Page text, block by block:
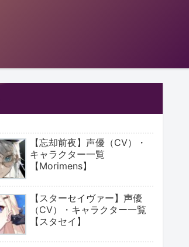
【忘却前夜】声優（CV）・
キャラクター一覧
【Morimens】
【スターセイヴァー】声優
（CV）・キャラクター一覧
【スタセイ】